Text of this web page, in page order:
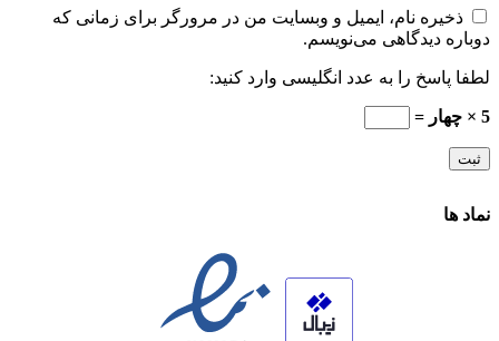
ذخیره نام، ایمیل و وبسایت من در مرورگر برای زمانی که
دوباره دیدگاهی می‌نویسم.
لطفا پاسخ را به عدد انگلیسی وارد کنید:
5 × چهار =
نماد ها